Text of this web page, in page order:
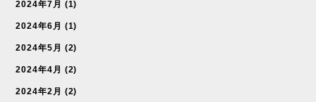
2024年7月 (1)
2024年6月 (1)
2024年5月 (2)
2024年4月 (2)
2024年2月 (2)